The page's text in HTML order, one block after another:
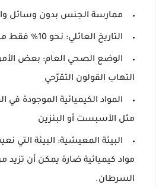
ممارسة الجنس بدون وسائل
التاريخ العائلي: نحو 10% فقط من جميع حالات السرطان
الوضع الصحي العام: بعض
التهاب القولون التقرّحي
المواد الكيميائية الموجودة
مثل الأسبست أو البنزين
البيئة المعيشية: البيئة التي
مواد كيميائية ضارة يمكن أن
السرطان.